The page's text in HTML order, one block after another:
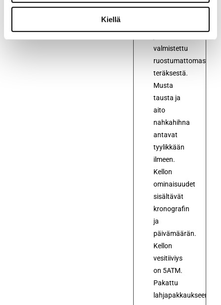
Kiellä
valmistettu
ruostumattomasta
teräksestä.
Musta
tausta ja
aito
nahkahihna
antavat
tyylikkään
ilmeen.
Kellon
ominaisuudet
sisältävät
kronografin
ja
päivämäärän.
Kellon
vesitiiviys
on 5ATM.
Pakattu
lahjapakkaukseen.